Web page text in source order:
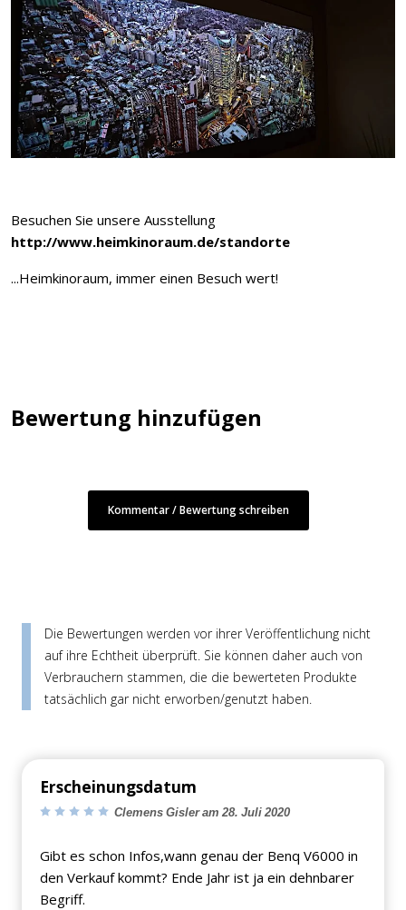
Besuchen Sie unsere Ausstellung
http://www.heimkinoraum.de/standorte
...Heimkinoraum, immer einen Besuch wert!
Bewertung hinzufügen
Kommentar / Bewertung schreiben
Die Bewertungen werden vor ihrer Veröffentlichung nicht
auf ihre Echtheit überprüft. Sie können daher auch von
Verbrauchern stammen, die die bewerteten Produkte
tatsächlich gar nicht erworben/genutzt haben.
Erscheinungsdatum
Clemens Gisler am 28. Juli 2020
Gibt es schon Infos,wann genau der Benq V6000 in
den Verkauf kommt? Ende Jahr ist ja ein dehnbarer
Begriff.